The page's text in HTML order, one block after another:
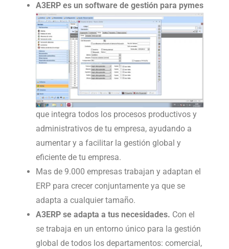
A3ERP es un software de gestión para pymes
que integra todos los procesos productivos y
administrativos de tu empresa, ayudando a
aumentar y a facilitar la gestión global y
eficiente de tu empresa.
Mas de 9.000 empresas trabajan y adaptan el
ERP para crecer conjuntamente ya que se
adapta a cualquier tamaño.
A3ERP se adapta a tus necesidades. Con el
se trabaja en un entorno único para la gestión
global de todos los departamentos: comercial,